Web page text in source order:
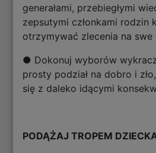
generałami, przebiegłymi
zepsutymi członkami rodzin
otrzymywać zlecenia na swe
● Dokonuj wyborów
prosty podział na dobro i
się z daleko idącymi
PODĄŻAJ TROPEM